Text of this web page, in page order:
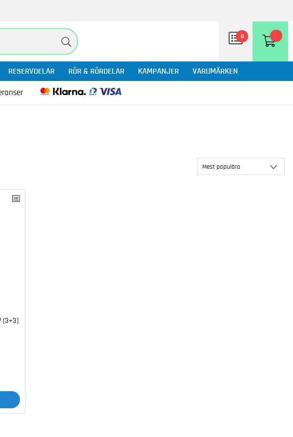
0
RESERVDELAR RÖR & RÖRDELAR KAMPANJER VARUMÄRKEN
Mest populära
(3+3)